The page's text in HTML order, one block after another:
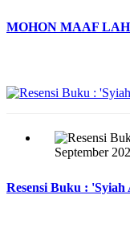
MOHON MAAF
September
Resensi Buku :